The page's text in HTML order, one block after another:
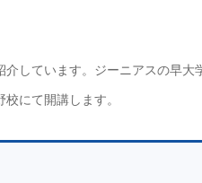
しています。ジーニアスの早大
にて開講します。